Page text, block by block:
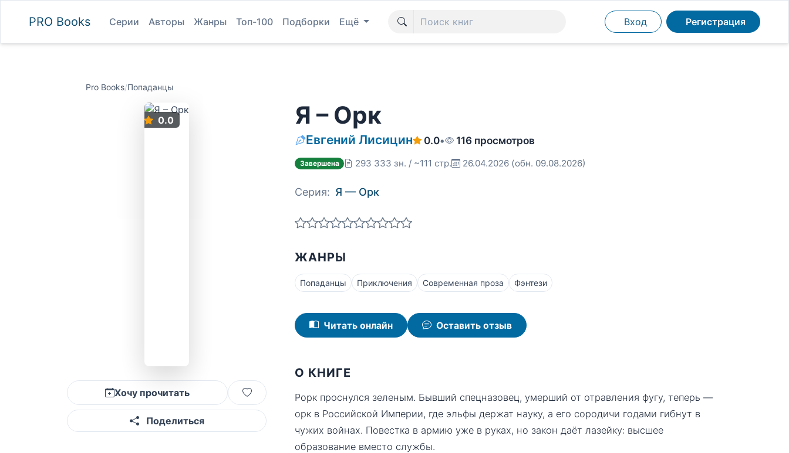
PRO Books Серии Авторы Жанры Топ-100 Подборки Ещё Вход Регистрация
Pro Books/Попаданцы
0.0
Хочу прочитать
Поделиться
Я – Орк
Евгений Лисицин 0.0• 116 просмотров
Завершена 293 333 зн. / ~111 стр. 26.04.2026 (обн. 09.08.2026)
Серия: Я — Орк
ЖАНРЫ
Попаданцы Приключения Современная проза Фэнтези
Читать онлайн Оставить отзыв
О КНИГЕ
Рорк проснулся зеленым. Бывший спецназовец, умерший от отравления фугу, теперь —
орк в Российской Империи, где эльфы держат науку, а его сородичи годами гибнут в
чужих войнах. Повестка в армию уже в руках, но закон даёт лазейку: высшее
образование вместо службы.